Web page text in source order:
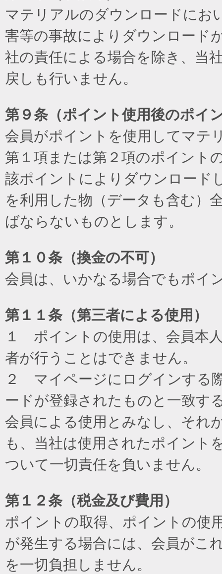
マテリアルのダウンロードにお
害等の事故によりダウンロード
社の責任による場合を除き、当
戻しも行いません。
第９条（ポイント使用後のポイ
会員がポイントを使用してマテ
第１項または第２項のポイント
該ポイントによりダウンロード
を利用した物（データも含む）
ばならないものとします。
第１０条（換金の不可）
会員は、いかなる場合でもポイ
第１１条（第三者による使用）
１ ポイントの使用は、会員本
者が行うことはできません。
２ マイページにログインする
ードが登録されたものと一致す
会員による使用とみなし、それ
も、当社は使用されたポイント
ついて一切責任を負いません。
第１２条（税金及び費用）
ポイントの取得、ポイントの使
が発生する場合には、会員がこ
を一切負担しません。